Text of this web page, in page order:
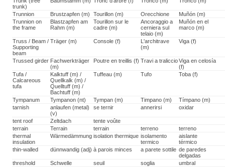
trunk)
Trunnion Brustzapfen (m) Tourillon (m) Orecchione
Muñón (m)
Trunnion on
the frame
Blastzapfen am
Rahm (m)
Tourillon sur le
cadre (m)
Ancoraggio a
cerniera sul
telaio (m)
Muñón en el
marco (m)
Truss / Beam /
Supporting
beam
Träger (m) Console (f)
L'architrave
(m)
Viga (f)
Trussed girder Fachwerkträger
(m)
Poutre en treillis (f) Travi a traliccio Viga en celosía
(f)
Tufa /
Calcareous
tufa
Kalktuff (m) /
Quellkalk (m) /
Quelltuff (m) /
Bachtuff (m)
Tuffeau (m) Tufo Toba (f)
Tympanum Tympanon (nt) Tympan (m) Timpano (m)
Tímpano (m)
tarnish
anlaufen (metal)
(v)
se ternir annerirsi oxidar
tent roof Zeltdach
tente voûte
terrain
Terrain terrain terreno
terreno
thermal
insulation
Wärmedämmung isolation thermique isolamento
termico
aislante
térmico
thin-walled
dünnwandig (adj) à parois minces a parete sottile de paredes
delgadas
threshold
Schwelle seuil soglia
umbral